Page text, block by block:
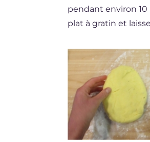
pendant environ
plat à gratin et